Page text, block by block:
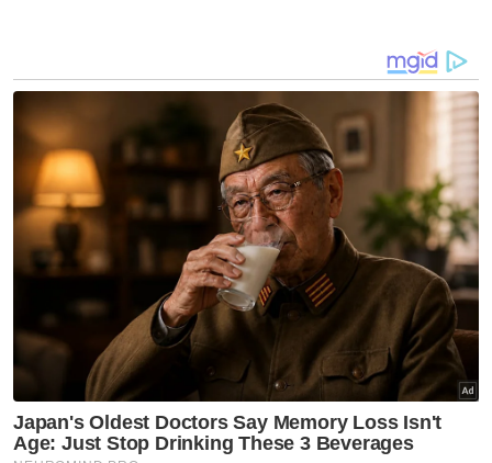
Malah, skuad Harimau Selatan itu turut
menang dengan jaringan sama pada aksi
separuh akhir Piala FA di venue sama, 26 Jun
lalu.
Justeru, 'sayembara' dua pasukan teratas
Liga Super itu dijangka berlangsung sengit
dengan kedua-dua pasukan pasti mahu